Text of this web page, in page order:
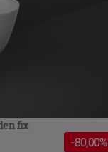
fix
-80,00%